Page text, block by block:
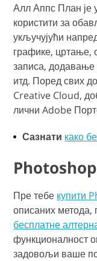
Алл Аппс План је
користити за
укључујући
графике, цртање,
записа,
итд. Поред свих
Creative Cloud,
лични Adobe
Сазнати како
Пре тебе купити
описаних метода,
бесплатне
функционалност
задовољи ваше